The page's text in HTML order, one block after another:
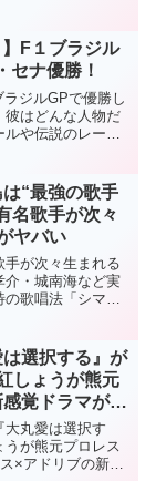
】F１ブラジル
セナ優勝！
ジルGPで優勝し
彼はどんな人物だ
や伝説のレース
は“最強の歌手
名歌手が次々
ヤバい
が次々生まれる
介・城南海など実
の歌唱法「シマ
は選択する』が
しょうが熊元
覚ドラマがヤ
大丸愛は選択す
うが熊元プロレス
×アドリブの新感